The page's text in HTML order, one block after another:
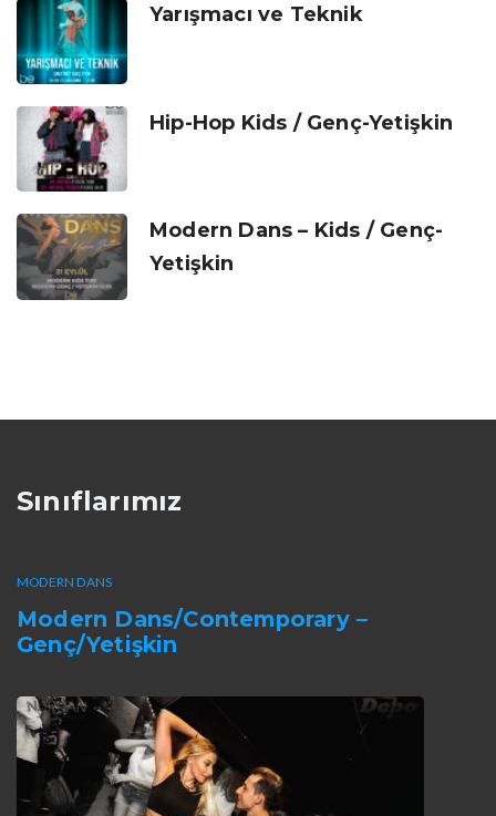
Yarışmacı ve Teknik
Hip-Hop Kids / Genç-Yetişkin
Modern Dans – Kids / Genç-
Yetişkin
Sınıflarımız
MODERN DANS
Modern Dans/Contemporary –
Genç/Yetişkin